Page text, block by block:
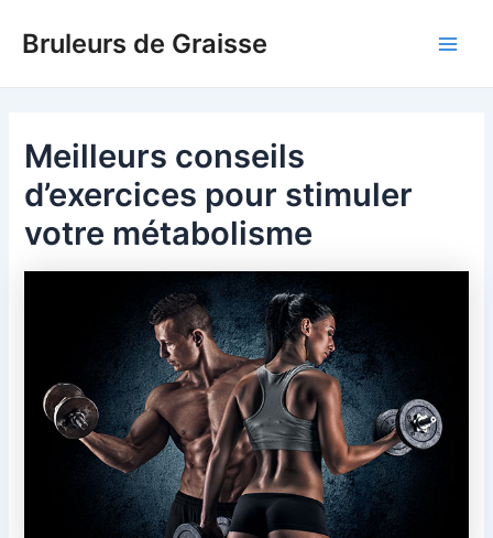
Bruleurs de Graisse
Meilleurs conseils
d’exercices pour stimuler
votre métabolisme